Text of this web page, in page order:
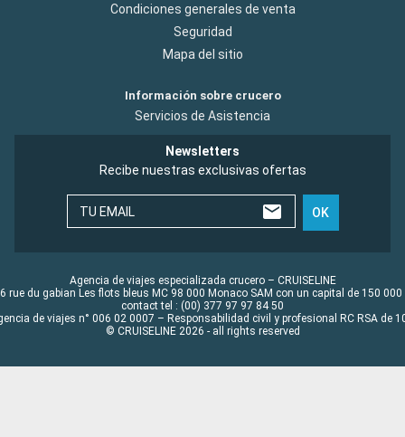
Condiciones generales de venta
Seguridad
Mapa del sitio
Información sobre crucero
Servicios de Asistencia
Newsletters
Recibe nuestras exclusivas ofertas
TU EMAIL OK
Agencia de viajes especializada crucero – CRUISELINE
rue du gabian Les flots bleus MC 98 000 Monaco SAM con un capital de 150 000
contact tel : (00) 377 97 97 84 50
de viajes n° 006 02 0007 – Responsabilidad civil y profesional RC RSA de
© CRUISELINE 2026 - all rights reserved